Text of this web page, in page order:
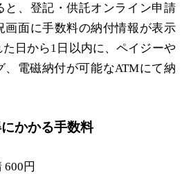
と、登記・供託オンライン申請
画面に手数料の納付情報が表示
日から1日以内に、ペイジーや
、電磁納付が可能なATMにて納
かかる手数料
円